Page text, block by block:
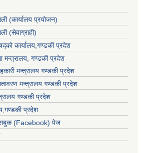
(कार्यालय प्रयोजन)
(सेवाग्राही)
कार्यालय,गण्डकी प्रदेश
मन्त्रालय, गण्डकी प्रदेश
मन्त्रालय गण्डकी प्रदेश
मन्त्रालय गण्डकी प्रदेश
गण्डकी प्रदेश
प्रदेश
(Facebook) पेज